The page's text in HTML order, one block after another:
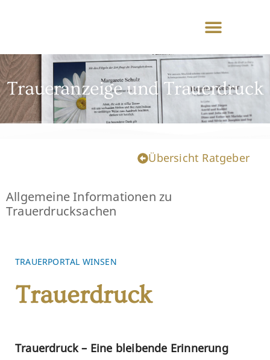
Traueranzeige und Trauerdruck
Allgemeine Informationen zu
Trauerdrucksachen
Übersicht Ratgeber
TRAUERPORTAL WINSEN
Trauerdruck
Trauerdruck – Eine bleibende Erinnerung